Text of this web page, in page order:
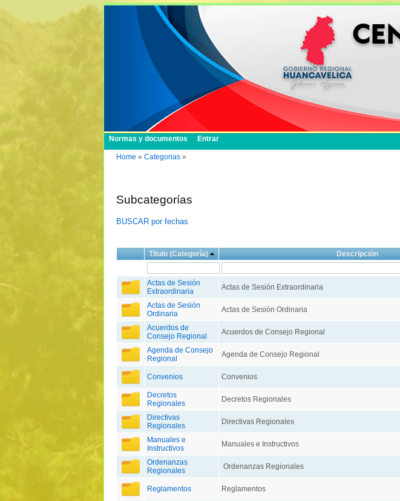
Normas y documentos Entrar
Home » Categorias »
Subcategorías
BUSCAR por fechas
Título (Categoría) Descripción
Actas de Sesión
Extraordinaria
Actas de Sesión Extraordinaria
Actas de Sesión
Ordinaria
Actas de Sesión Ordinaria
Acuerdos de
Consejo Regional
Acuerdos de Consejo Regional
Agenda de Consejo
Regional
Agenda de Consejo Regional
Convenios Convenios
Decretos
Regionales
Decretos Regionales
Directivas
Regionales
Directivas Regionales
Manuales e
Instructivos
Manuales e Instructivos
Ordenanzas
Regionales
Ordenanzas Regionales
Reglamentos Reglamentos